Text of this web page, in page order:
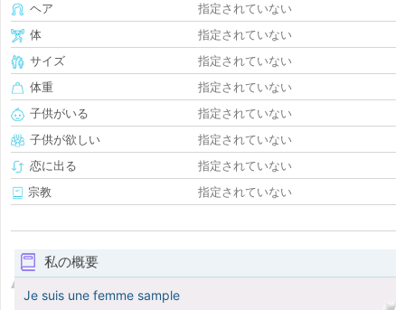
ヘア
指定されていない
体
指定されていない
サイズ
指定されていない
体重
指定されていない
子供がいる
指定されていない
子供が欲しい
指定されていない
恋に出る
指定されていない
宗教
指定されていない
私の概要
Je suis une femme sample